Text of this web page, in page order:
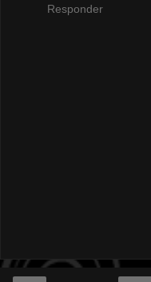
Responder